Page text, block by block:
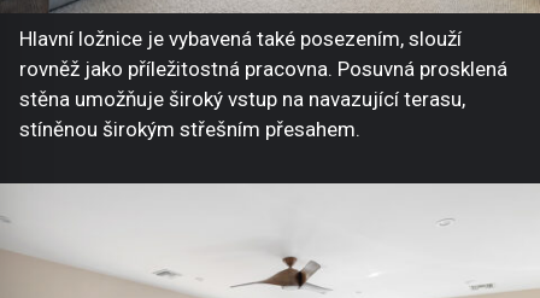
Hlavní ložnice je vybavená také posezením, slouží
rovněž jako příležitostná pracovna. Posuvná prosklená
stěna umožňuje široký vstup na navazující terasu,
stíněnou širokým střešním přesahem.